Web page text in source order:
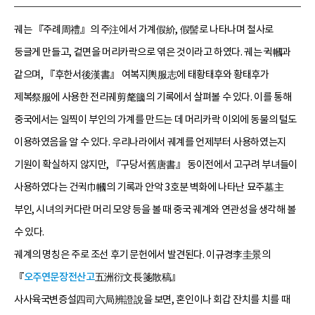
궤는 『주례周禮』의 주注에서 가계假紒, 假髻로 나타나며 철사로
둥글게 만들고, 겉면을 머리카락으로 엮은 것이라고 하였다. 궤는 귁幗과
같으며, 『후한서後漢書』 여복지輿服志에 태황태후와 황태후가
제복祭服에 사용한 전리궤剪氂簂의 기록에서 살펴볼 수 있다. 이를 통해
중국에서는 일찍이 부인의 가계를 만드는 데 머리카락 이외에 동물의 털도
이용하였음을 알 수 있다. 우리나라에서 궤계를 언제부터 사용하였는지
기원이 확실하지 않지만, 『구당서舊唐書』 동이전에서 고구려 부녀들이
사용하였다는 건귁巾幗의 기록과 안악 3호분 벽화에 나타난 묘주墓主
부인, 시녀의 커다란 머리 모양 등을 볼 때 중국 궤계와 연관성을 생각해 볼
수 있다.
궤계의 명칭은 주로 조선 후기 문헌에서 발견된다. 이규경李圭景의
『오주연문장전산고五洲衍文長箋散稿』
사사육국변증설四司六局辨證說을 보면, 혼인이나 회갑 잔치를 치를 때